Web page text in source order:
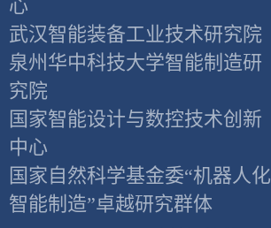
心
武汉智能装备工业技术研究院
泉州华中科技大学智能制造研
究院
国家智能设计与数控技术创新
中心
国家自然科学基金委“机器人化
智能制造”卓越研究群体